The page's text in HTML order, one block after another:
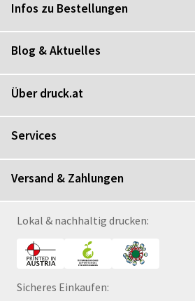
Infos zu Bestellungen
Blog & Aktuelles
Über druck.at
Services
Versand & Zahlungen
Lokal & nachhaltig drucken:
Sicheres Einkaufen: